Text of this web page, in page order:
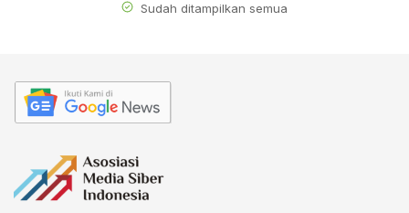
Sudah ditampilkan semua